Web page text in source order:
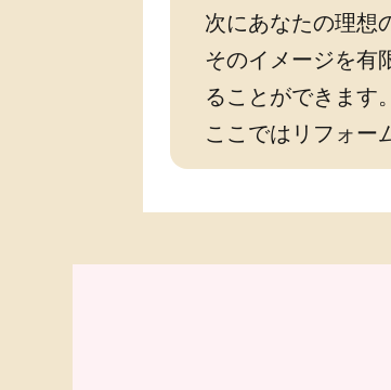
次にあなたの理想
そのイメージを有
ることができます。
ここではリフォー